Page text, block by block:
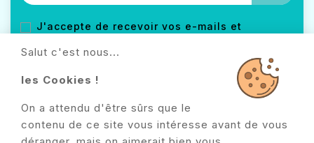
J'accepte de recevoir vos e-mails et
politique de confidentialité.
Bebeliste.fr
Salut c'est nous...
les Cookies !
On a attendu d'être sûrs que le
contenu de ce site vous intéresse avant de vous